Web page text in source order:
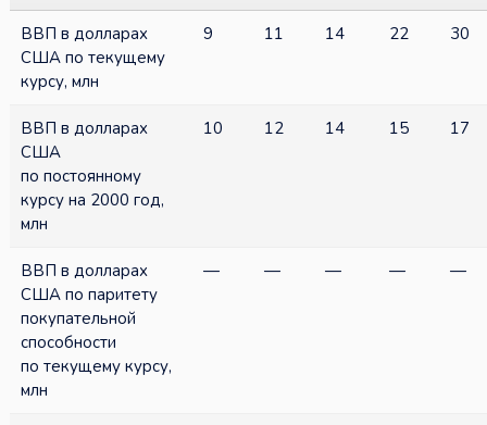
ВВП в долларах
США по текущему
курсу, млн
9 11 14 22 30
ВВП в долларах
США
по постоянному
курсу на 2000 год,
млн
10 12 14 15 17
ВВП в долларах
США по паритету
покупательной
способности
по текущему курсу,
млн
— — — — —